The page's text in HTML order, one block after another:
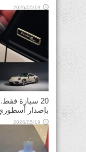
2026/05/19
20 سيارة
بإصدار
2026/05/19